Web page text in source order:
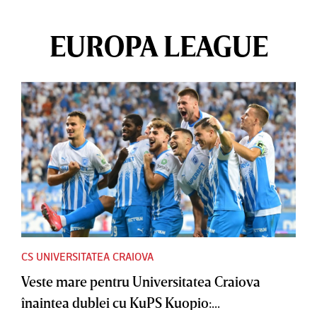
EUROPA LEAGUE
CS UNIVERSITATEA CRAIOVA
Veste mare pentru Universitatea Craiova
înaintea dublei cu KuPS Kuopio:...